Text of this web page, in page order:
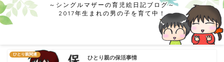
～シングルマザーの育児絵日記ブログ～
2017年生まれの男の子を育て中！
ひとり親関連
ひとり親の保活事情